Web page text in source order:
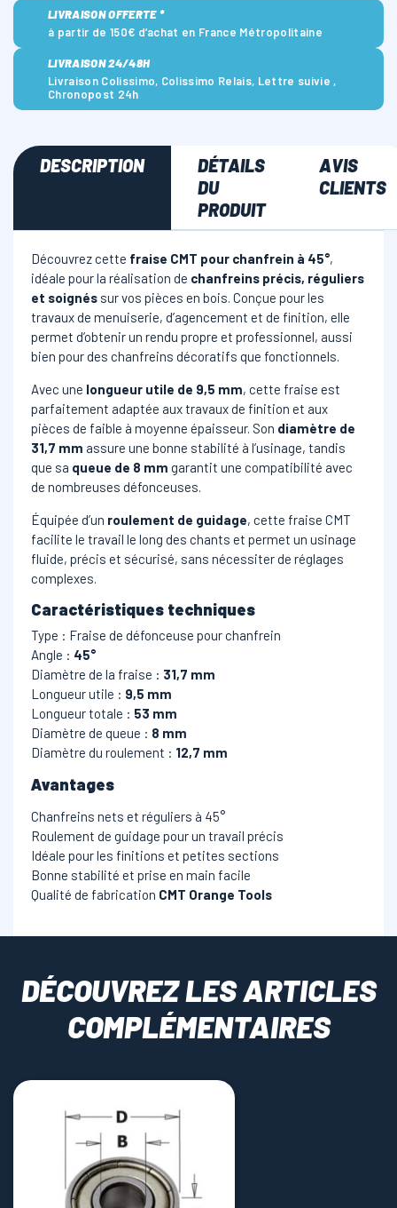
LIVRAISON OFFERTE *
à partir de 150€ d’achat en France Métropolitaine
LIVRAISON 24/48H
Livraison Colissimo, Colissimo Relais, Lettre suivie ,
Chronopost 24h
DESCRIPTION
DÉTAILS
DU
PRODUIT
AVIS
CLIENTS
Découvrez cette fraise CMT pour chanfrein à 45°,
idéale pour la réalisation de chanfreins précis, réguliers
et soignés sur vos pièces en bois. Conçue pour les
travaux de menuiserie, d’agencement et de finition, elle
permet d’obtenir un rendu propre et professionnel, aussi
bien pour des chanfreins décoratifs que fonctionnels.
Avec une longueur utile de 9,5 mm, cette fraise est
parfaitement adaptée aux travaux de finition et aux
pièces de faible à moyenne épaisseur. Son diamètre de
31,7 mm assure une bonne stabilité à l’usinage, tandis
que sa queue de 8 mm garantit une compatibilité avec
de nombreuses défonceuses.
Équipée d’un roulement de guidage, cette fraise CMT
facilite le travail le long des chants et permet un usinage
fluide, précis et sécurisé, sans nécessiter de réglages
complexes.
Caractéristiques techniques
Type : Fraise de défonceuse pour chanfrein
Angle : 45°
Diamètre de la fraise : 31,7 mm
Longueur utile : 9,5 mm
Longueur totale : 53 mm
Diamètre de queue : 8 mm
Diamètre du roulement : 12,7 mm
Avantages
Chanfreins nets et réguliers à 45°
Roulement de guidage pour un travail précis
Idéale pour les finitions et petites sections
Bonne stabilité et prise en main facile
Qualité de fabrication CMT Orange Tools
DÉCOUVREZ LES ARTICLES
COMPLÉMENTAIRES